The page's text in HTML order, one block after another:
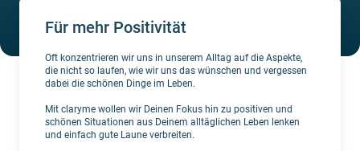
Für mehr Positivität
Oft konzentrieren wir uns in unserem Alltag auf die Aspekte,
die nicht so laufen, wie wir uns das wünschen und vergessen
dabei die schönen Dinge im Leben.
Mit claryme wollen wir Deinen Fokus hin zu positiven und
schönen Situationen aus Deinem alltäglichen Leben lenken
und einfach gute Laune verbreiten.